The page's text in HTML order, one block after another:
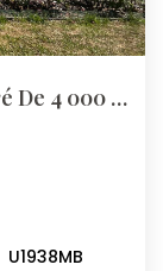
Maison Familiale Avec Parc Arboré De 4 000 M² Blois Vienne
U1938MB